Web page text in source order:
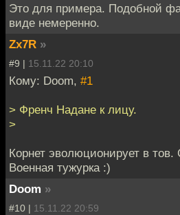
Это для примера. Подобной
виде немеренно.
Zx7R »
#9 | 15.11.22 20:10
Кому: Doom, #1
> Френч Надане к лицу.
>
Корнет эволюционирует в тов.
Военная тужурка :)
Doom »
#10 | 15.11.22 20:59